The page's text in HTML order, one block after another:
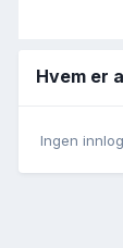
Hvem er
Ingen